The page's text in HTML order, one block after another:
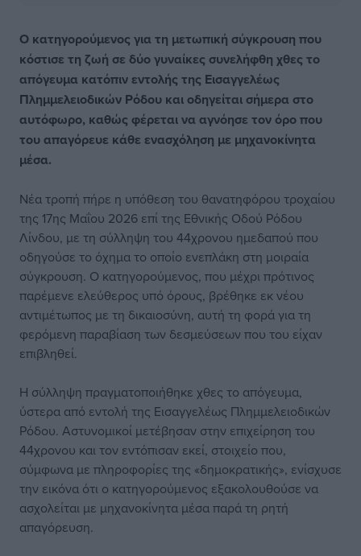
Ο κατηγορούμενος για τη μετωπική σύγκρουση που
κόστισε τη ζωή σε δύο γυναίκες συνελήφθη χθες το
απόγευμα κατόπιν εντολής της Εισαγγελέως
Πλημμελειοδικών Ρόδου και οδηγείται σήμερα στο
αυτόφωρο, καθώς φέρεται να αγνόησε τον όρο που
του απαγόρευε κάθε ενασχόληση με μηχανοκίνητα
μέσα.
Νέα τροπή πήρε η υπόθεση του θανατηφόρου τροχαίου
της 17ης Μαΐου 2026 επί της Εθνικής Οδού Ρόδου
Λίνδου, με τη σύλληψη του 44χρονου ημεδαπού που
οδηγούσε το όχημα το οποίο ενεπλάκη στη μοιραία
σύγκρουση. Ο κατηγορούμενος, που μέχρι πρότινος
παρέμενε ελεύθερος υπό όρους, βρέθηκε εκ νέου
αντιμέτωπος με τη δικαιοσύνη, αυτή τη φορά για τη
φερόμενη παραβίαση των δεσμεύσεων που του είχαν
επιβληθεί.
Η σύλληψη πραγματοποιήθηκε χθες το απόγευμα,
ύστερα από εντολή της Εισαγγελέως Πλημμελειοδικών
Ρόδου. Αστυνομικοί μετέβησαν στην επιχείρηση του
44χρονου και τον εντόπισαν εκεί, στοιχείο που,
σύμφωνα με πληροφορίες της «δημοκρατικής», ενίσχυσε
την εικόνα ότι ο κατηγορούμενος εξακολουθούσε να
ασχολείται με μηχανοκίνητα μέσα παρά τη ρητή
απαγόρευση.